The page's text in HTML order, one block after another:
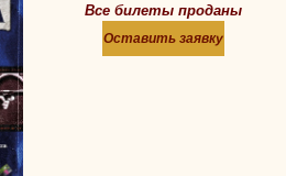
Все билеты проданы
Оставить заявку